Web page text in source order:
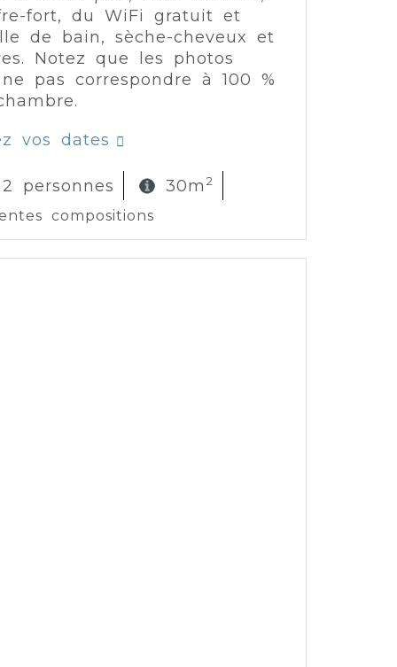
personnes 30m 2
compositions
fort, du WiFi gratuit et
de bain, sèche-cheveux et
Notez que les photos
pas correspondre à 100 %
vos dates